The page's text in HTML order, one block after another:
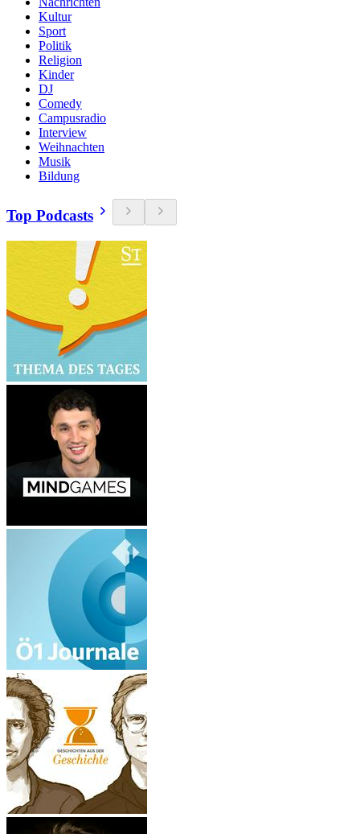
Kultur
Sport
Politik
Religion
Kinder
DJ
Comedy
Campusradio
Interview
Weihnachten
Musik
Bildung
Top Podcasts